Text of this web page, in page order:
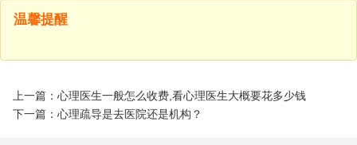
温馨提醒
上一篇：心理医生一般怎么收费,看心理医生大概要花多少钱
下一篇：心理疏导是去医院还是机构？